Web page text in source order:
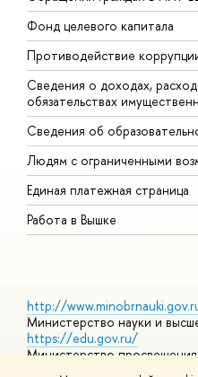
Фонд целевого капитала
Противодействие
Сведения о доходах,
обязательствах
Сведения об
Людям с ограниченными
Единая платежная страница
Работа в Вышке
http://
Министерство науки и
https://edu.gov.ru/
Министерство
https://elearning.hse.ru/mooc